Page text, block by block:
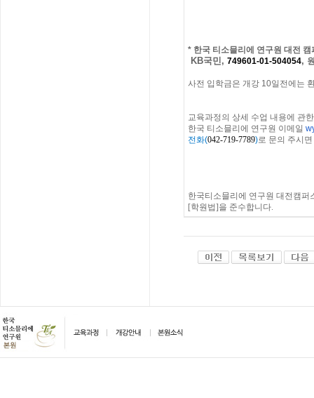
* 한국 티소믈리에 연구원 대전 캠
KB국민, 749601-01-504054,
사전 입학금은 개강 10일전에는
교육과정의 상세 수업 내용에 관한
한국 티소믈리에 연구원 이메일
전화(042-719-7789)로 문의 주시면
한국티소믈리에 연구원 대전캠
[학원법]을 준수합니다.